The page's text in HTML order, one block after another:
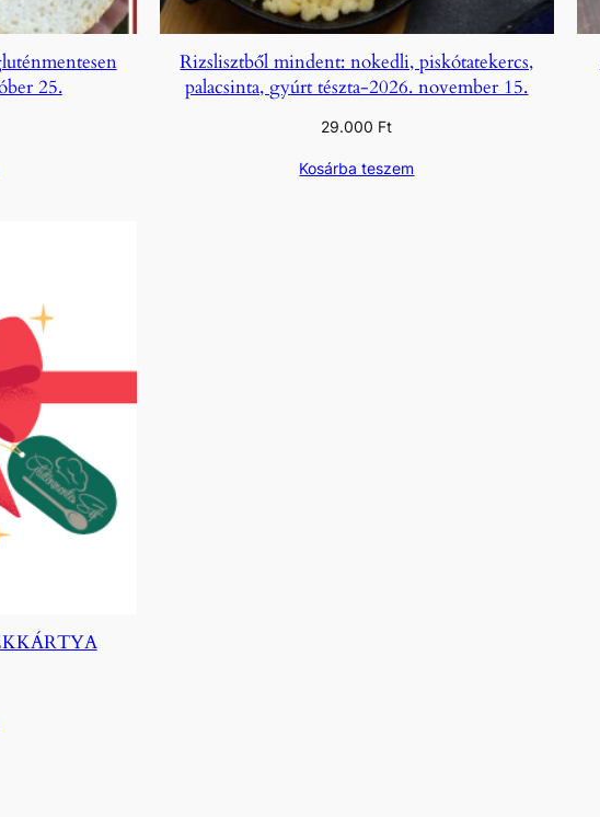
25.
Rizslisztből mindent: nokedli, piskótatekercs,
palacsinta, gyúrt tészta-2026. november 15.
29.000 Ft
Kosárba teszem